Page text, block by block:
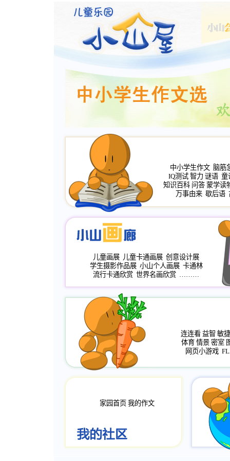
中小学生作文 脑筋
IQ测试 智力 谜语 童
知识百科 问答 蒙学读
万事由来 歇后语
儿童画展 儿童卡通画展 创意设计展
学生摄影作品展 小山个人画展 卡通林
流行卡通欣赏 世界名画欣赏 ………
连连看 益智 敏捷
体育 情景 密室
网页小游戏
家园首页 我的作文